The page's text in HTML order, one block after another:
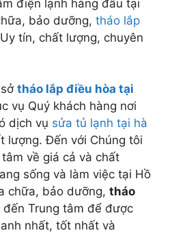
điện lạnh hàng đầu tại
bảo dưỡng, tháo lắp
tín, chất lượng, chuyên
tháo lắp điều hòa tại
vụ Quý khách hàng nơi
dịch vụ sửa tủ lạnh tại hà
lượng. Đến với Chúng tôi
về giá cả và chất
sống và làm việc tại Hồ
chữa, bảo dưỡng, tháo
đến Trung tâm để được
nhất, tốt nhất và